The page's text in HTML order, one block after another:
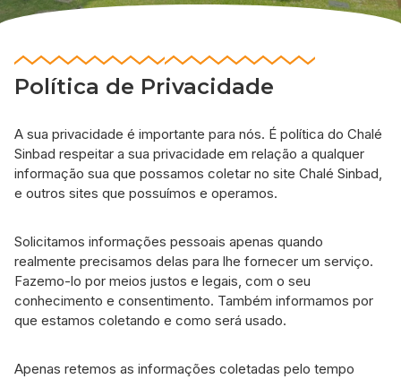
Política de Privacidade
A sua privacidade é importante para nós. É política do Chalé
Sinbad respeitar a sua privacidade em relação a qualquer
informação sua que possamos coletar no site Chalé Sinbad,
e outros sites que possuímos e operamos.
Solicitamos informações pessoais apenas quando
realmente precisamos delas para lhe fornecer um serviço.
Fazemo-lo por meios justos e legais, com o seu
conhecimento e consentimento. Também informamos por
que estamos coletando e como será usado.
Apenas retemos as informações coletadas pelo tempo